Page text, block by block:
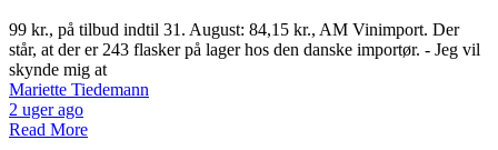
99 kr., på tilbud indtil 31. August: 84,15 kr., AM Vinimport. Der
står, at der er 243 flasker på lager hos den danske importør. - Jeg vil
skynde mig at
Mariette Tiedemann
2 uger ago
Read More